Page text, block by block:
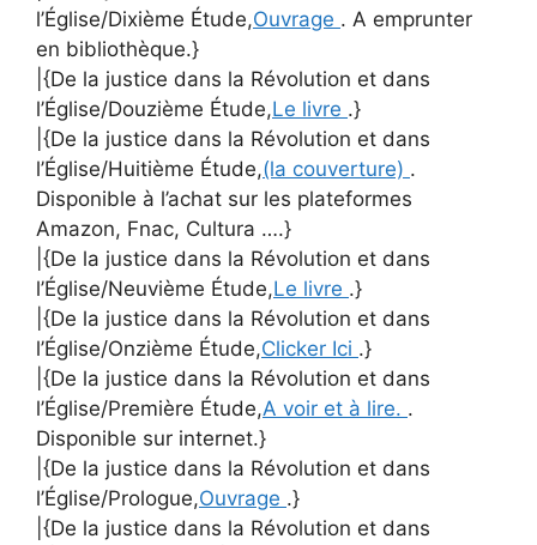
l’Église/Dixième Étude,Ouvrage . A emprunter
en bibliothèque.}
|{De la justice dans la Révolution et dans
l’Église/Douzième Étude,Le livre .}
|{De la justice dans la Révolution et dans
l’Église/Huitième Étude,(la couverture) .
Disponible à l’achat sur les plateformes
Amazon, Fnac, Cultura ….}
|{De la justice dans la Révolution et dans
l’Église/Neuvième Étude,Le livre .}
|{De la justice dans la Révolution et dans
l’Église/Onzième Étude,Clicker Ici .}
|{De la justice dans la Révolution et dans
l’Église/Première Étude,A voir et à lire. .
Disponible sur internet.}
|{De la justice dans la Révolution et dans
l’Église/Prologue,Ouvrage .}
|{De la justice dans la Révolution et dans